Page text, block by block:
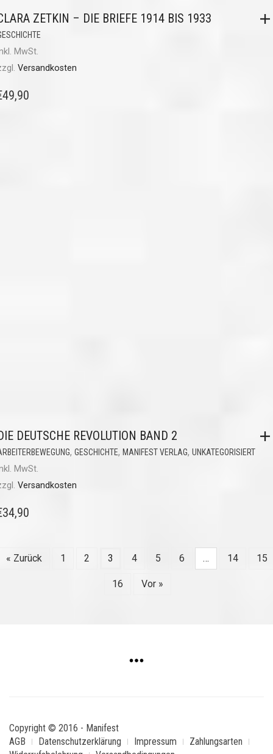
ZETKIN – DIE BRIEFE 1914 BIS 1933
MwSt.
Versandkosten
49,90
DEUTSCHE REVOLUTION BAND 2
, GESCHICHTE, MANIFEST VERLAG, UNKATEGORISIERT
MwSt.
Versandkosten
34,90
« Zurück 1 2 3 4 5 6 … 14 15
16 Vor »
Copyright © 2016 - Manifest
AGB
Datenschutzerklärung Impressum
Zahlungsarten